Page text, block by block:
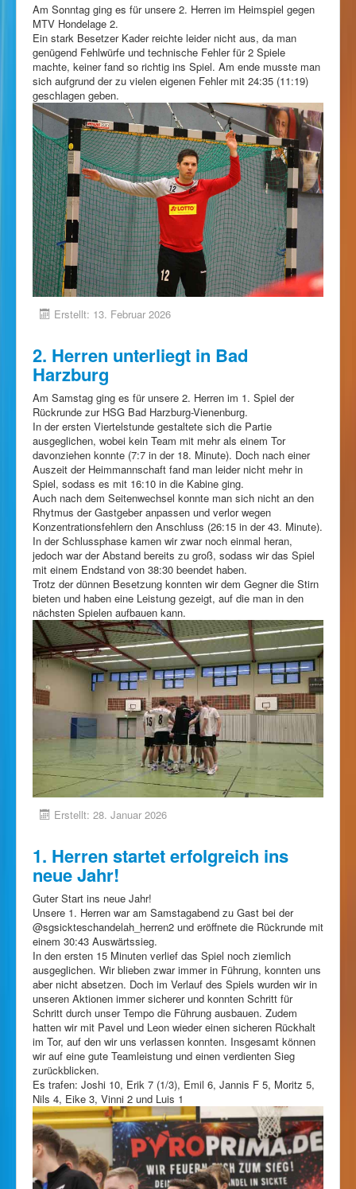
Am Sonntag ging es für unsere 2. Herren im Heimspiel gegen
MTV Hondelage 2.
Ein stark Besetzer Kader reichte leider nicht aus, da man
genügend Fehlwürfe und technische Fehler für 2 Spiele
machte, keiner fand so richtig ins Spiel. Am ende musste man
sich aufgrund der zu vielen eigenen Fehler mit 24:35 (11:19)
geschlagen geben.
Erstellt: 13. Februar 2026
2. Herren unterliegt in Bad
Harzburg
Am Samstag ging es für unsere 2. Herren im 1. Spiel der
Rückrunde zur HSG Bad Harzburg-Vienenburg.
In der ersten Viertelstunde gestaltete sich die Partie
ausgeglichen, wobei kein Team mit mehr als einem Tor
davonziehen konnte (7:7 in der 18. Minute). Doch nach einer
Auszeit der Heimmannschaft fand man leider nicht mehr in
Spiel, sodass es mit 16:10 in die Kabine ging.
Auch nach dem Seitenwechsel konnte man sich nicht an den
Rhytmus der Gastgeber anpassen und verlor wegen
Konzentrationsfehlern den Anschluss (26:15 in der 43. Minute).
In der Schlussphase kamen wir zwar noch einmal heran,
jedoch war der Abstand bereits zu groß, sodass wir das Spiel
mit einem Endstand von 38:30 beendet haben.
Trotz der dünnen Besetzung konnten wir dem Gegner die Stirn
bieten und haben eine Leistung gezeigt, auf die man in den
nächsten Spielen aufbauen kann.
Erstellt: 28. Januar 2026
1. Herren startet erfolgreich ins
neue Jahr!
Guter Start ins neue Jahr!
Unsere 1. Herren war am Samstagabend zu Gast bei der
@sgsickteschandelah_herren2 und eröffnete die Rückrunde mit
einem 30:43 Auswärtssieg.
In den ersten 15 Minuten verlief das Spiel noch ziemlich
ausgeglichen. Wir blieben zwar immer in Führung, konnten uns
aber nicht absetzen. Doch im Verlauf des Spiels wurden wir in
unseren Aktionen immer sicherer und konnten Schritt für
Schritt durch unser Tempo die Führung ausbauen. Zudem
hatten wir mit Pavel und Leon wieder einen sicheren Rückhalt
im Tor, auf den wir uns verlassen konnten. Insgesamt können
wir auf eine gute Teamleistung und einen verdienten Sieg
zurückblicken.
Es trafen: Joshi 10, Erik 7 (1/3), Emil 6, Jannis F 5, Moritz 5,
Nils 4, Eike 3, Vinni 2 und Luis 1